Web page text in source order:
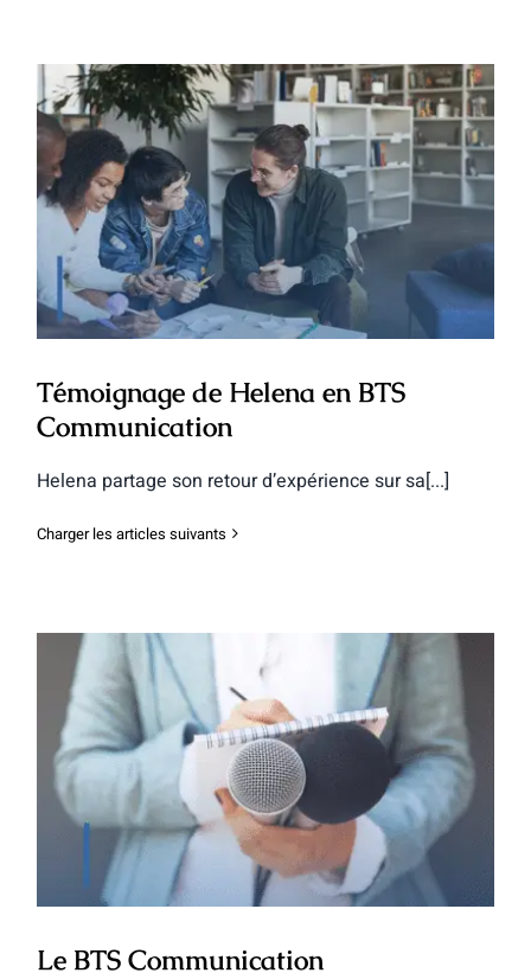
Témoignage de Helena en BTS
Communication
Témoignage de Helena en BTS
Communication
Helena partage son retour d’expérience sur sa[...]
Charger les articles suivants
Le BTS Communication
Le BTS Communication